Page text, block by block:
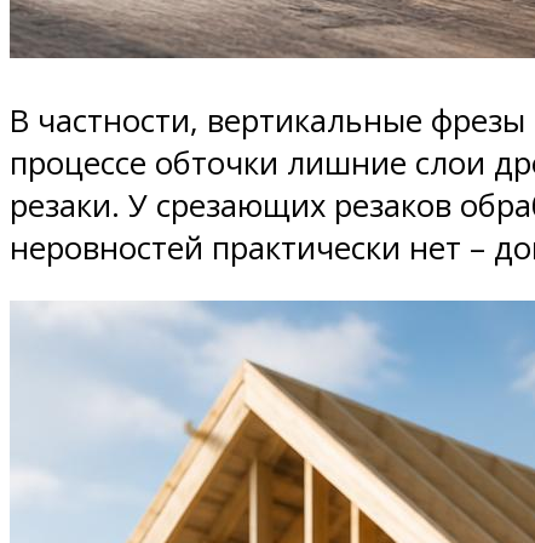
В частности, вертикальные
процессе обточки лишние слои
резаки. У срезающих резаков
неровностей практически нет –